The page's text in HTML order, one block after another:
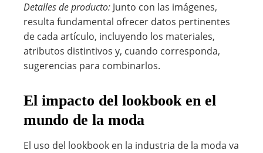
Detalles de producto: Junto con las imágenes,
resulta fundamental ofrecer datos pertinentes
de cada artículo, incluyendo los materiales,
atributos distintivos y, cuando corresponda,
sugerencias para combinarlos.
El impacto del lookbook en el
mundo de la moda
El uso del lookbook en la industria de la moda va